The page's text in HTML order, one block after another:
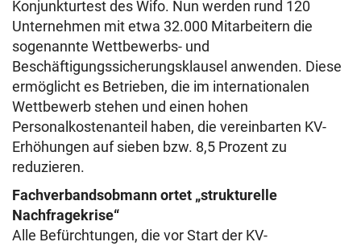
Konjunkturtest des Wifo. Nun werden rund 120
Unternehmen mit etwa 32.000 Mitarbeitern die
sogenannte Wettbewerbs- und
Beschäftigungssicherungsklausel anwenden. Diese
ermöglicht es Betrieben, die im internationalen
Wettbewerb stehen und einen hohen
Personalkostenanteil haben, die vereinbarten KV-
Erhöhungen auf sieben bzw. 8,5 Prozent zu
reduzieren.
Fachverbandsobmann ortet „strukturelle
Nachfragekrise“
Alle Befürchtungen, die vor Start der KV-